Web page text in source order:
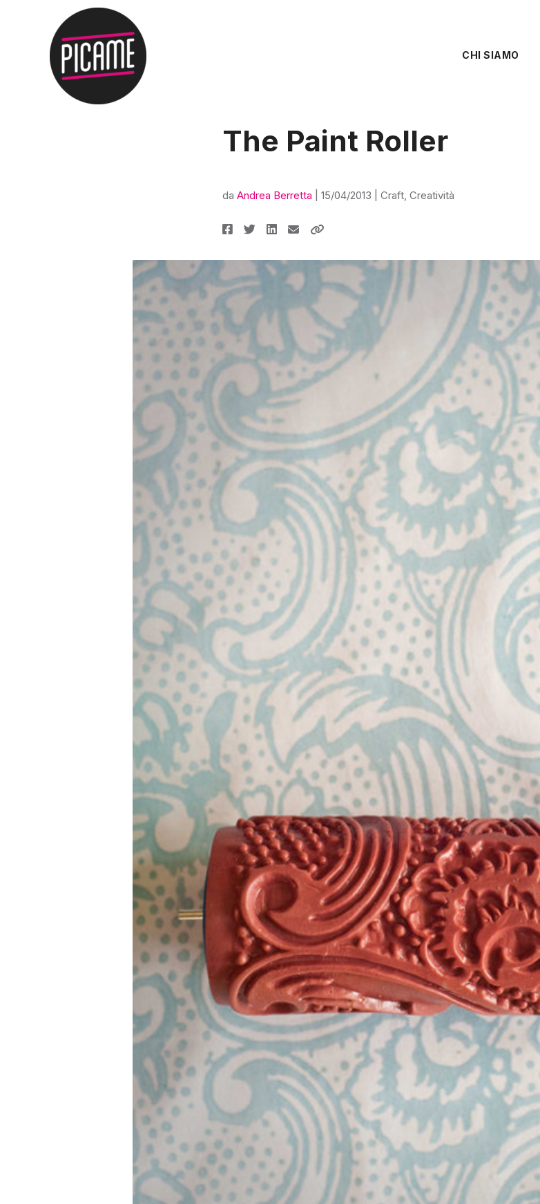
CHI SIAMO
The Paint Roller
da Andrea Berretta 15/04/2013 Craft, Creatività